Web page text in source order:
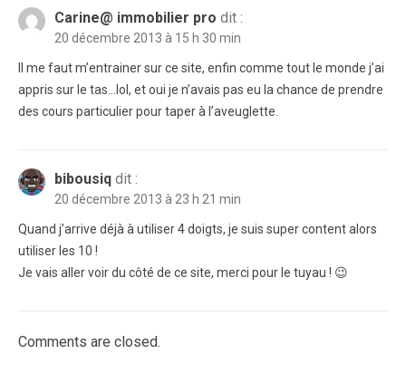
Carine@ immobilier pro dit :
20 décembre 2013 à 15 h 30 min
Il me faut m’entrainer sur ce site, enfin comme tout le monde j’ai
appris sur le tas…lol, et oui je n’avais pas eu la chance de prendre
des cours particulier pour taper à l’aveuglette.
bibousiq dit :
20 décembre 2013 à 23 h 21 min
Quand j’arrive déjà à utiliser 4 doigts, je suis super content alors
utiliser les 10 !
Je vais aller voir du côté de ce site, merci pour le tuyau ! 😉
Comments are closed.